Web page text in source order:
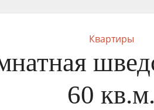
Квартиры
60 кв.м.